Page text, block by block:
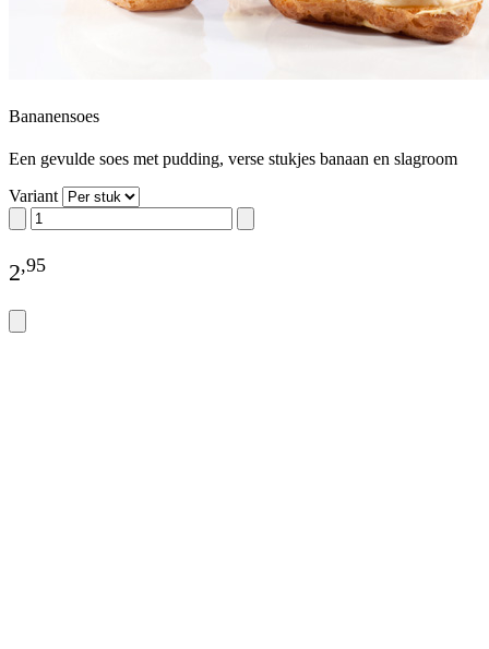
Bananensoes
Een gevulde soes met pudding, verse stukjes banaan en slagroom
Variant
2,95